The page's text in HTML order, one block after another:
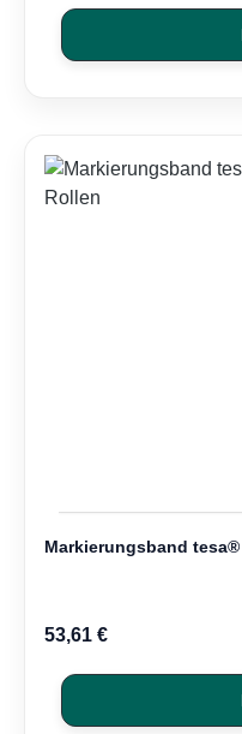
Markierungsband
53,61 €